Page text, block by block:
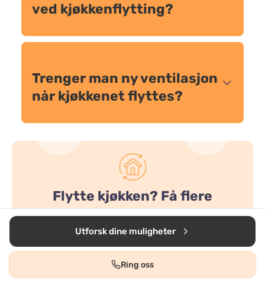
ved kjøkkenflytting?
Trenger man ny ventilasjon
når kjøkkenet flyttes?
Flytte kjøkken? Få flere
tilbud
Det er gratis og helt uforpliktende!
Start her
Utforsk dine muligheter
Ring oss